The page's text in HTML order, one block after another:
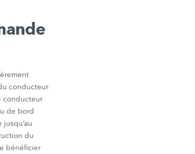
conducteur
conducteur
de bord
du
bénéficier